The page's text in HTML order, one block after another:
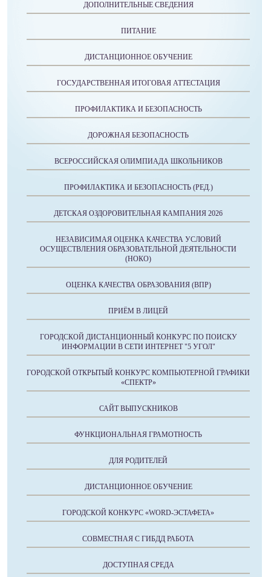
ДОПОЛНИТЕЛЬНЫЕ СВЕДЕНИЯ
ПИТАНИЕ
ДИСТАНЦИОННОЕ ОБУЧЕНИЕ
ГОСУДАРСТВЕННАЯ ИТОГОВАЯ АТТЕСТАЦИЯ
ПРОФИЛАКТИКА И БЕЗОПАСНОСТЬ
ДОРОЖНАЯ БЕЗОПАСНОСТЬ
ВСЕРОССИЙСКАЯ ОЛИМПИАДА ШКОЛЬНИКОВ
ПРОФИЛАКТИКА И БЕЗОПАСНОСТЬ (РЕД.)
ДЕТСКАЯ ОЗДОРОВИТЕЛЬНАЯ КАМПАНИЯ 2026
НЕЗАВИСИМАЯ ОЦЕНКА КАЧЕСТВА УСЛОВИЙ
ОСУЩЕСТВЛЕНИЯ ОБРАЗОВАТЕЛЬНОЙ ДЕЯТЕЛЬНОСТИ
(НОКО)
ОЦЕНКА КАЧЕСТВА ОБРАЗОВАНИЯ (ВПР)
ПРИЁМ В ЛИЦЕЙ
ГОРОДСКОЙ ДИСТАНЦИОННЫЙ КОНКУРС ПО ПОИСКУ
ИНФОРМАЦИИ В СЕТИ ИНТЕРНЕТ "5 УГОЛ"
ГОРОДСКОЙ ОТКРЫТЫЙ КОНКУРС КОМПЬЮТЕРНОЙ ГРАФИКИ
«СПЕКТР»
САЙТ ВЫПУСКНИКОВ
ФУНКЦИОНАЛЬНАЯ ГРАМОТНОСТЬ
ДЛЯ РОДИТЕЛЕЙ
ДИСТАНЦИОННОЕ ОБУЧЕНИЕ
ГОРОДСКОЙ КОНКУРС «WORD-ЭСТАФЕТА»
СОВМЕСТНАЯ С ГИБДД РАБОТА
ДОСТУПНАЯ СРЕДА